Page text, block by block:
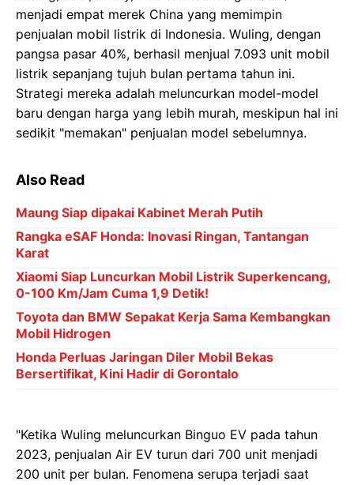
menjadi empat merek China yang memimpin
penjualan mobil listrik di Indonesia. Wuling, dengan
pangsa pasar 40%, berhasil menjual 7.093 unit mobil
listrik sepanjang tujuh bulan pertama tahun ini.
Strategi mereka adalah meluncurkan model-model
baru dengan harga yang lebih murah, meskipun hal ini
sedikit "memakan" penjualan model sebelumnya.
Also Read
Maung Siap dipakai Kabinet Merah Putih
Rangka eSAF Honda: Inovasi Ringan, Tantangan
Karat
Xiaomi Siap Luncurkan Mobil Listrik Superkencang,
0-100 Km/Jam Cuma 1,9 Detik!
Toyota dan BMW Sepakat Kerja Sama Kembangkan
Mobil Hidrogen
Honda Perluas Jaringan Diler Mobil Bekas
Bersertifikat, Kini Hadir di Gorontalo
"Ketika Wuling meluncurkan Binguo EV pada tahun
2023, penjualan Air EV turun dari 700 unit menjadi
200 unit per bulan. Fenomena serupa terjadi saat